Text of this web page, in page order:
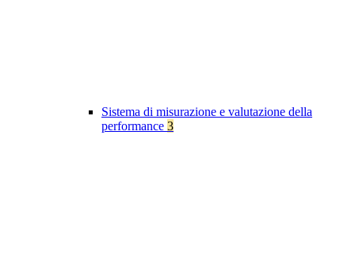
Sistema di misurazione e valutazione della
performance 3